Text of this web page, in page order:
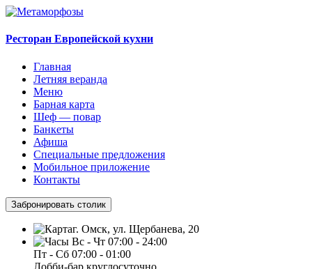
Ресторан Европейской кухни
Главная
Летняя веранда
Меню
Барная карта
Шеф — повар
Банкеты
Афиша
Специальные предложения
Мобильное приложение
Контакты
Забронировать столик
г. Омск, ул. Щербанева, 20
Вс - Чт 07:00 - 24:00
Пт - Сб 07:00 - 01:00
Лобби-бар круглосуточно